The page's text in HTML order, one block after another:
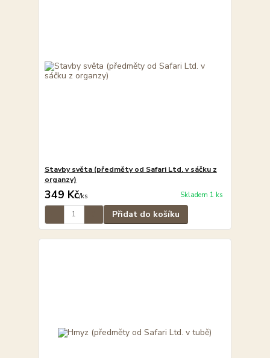
Stavby světa (předměty od Safari Ltd. v sáčku z
organzy)
349 Kč/ks Skladem 1 ks
Přidat do košíku